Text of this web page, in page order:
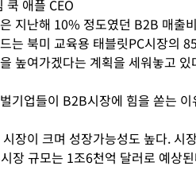
애플 CEO
지난해 10% 정도였던 B2B 매출
는 북미 교육용 태블릿PC시장의
높여가겠다는 계획을 세워놓고 있
기업들이 B2B시장에 힘을 쏟는
장이 크며 성장가능성도 높다. 시
장 규모는 1조6천억 달러로 예상